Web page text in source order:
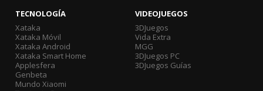
TECNOLOGÍA
Xataka
Xataka Móvil
Xataka Android
Xataka Smart Home
Applesfera
Genbeta
Mundo Xiaomi
VIDEOJUEGOS
3DJuegos
Vida Extra
MGG
3DJuegos PC
3DJuegos Guías